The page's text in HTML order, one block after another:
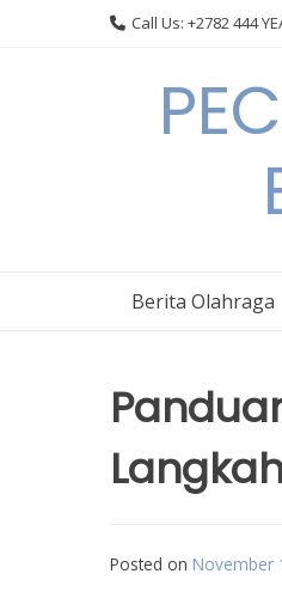
Call Us: +2782 444
Berita Olahraga
Posted on November